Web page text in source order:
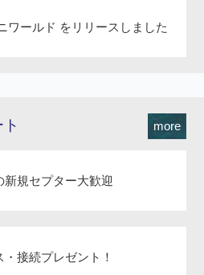
ワールド をリリースしました
more
新規セプター大歓迎
・接続プレゼント！